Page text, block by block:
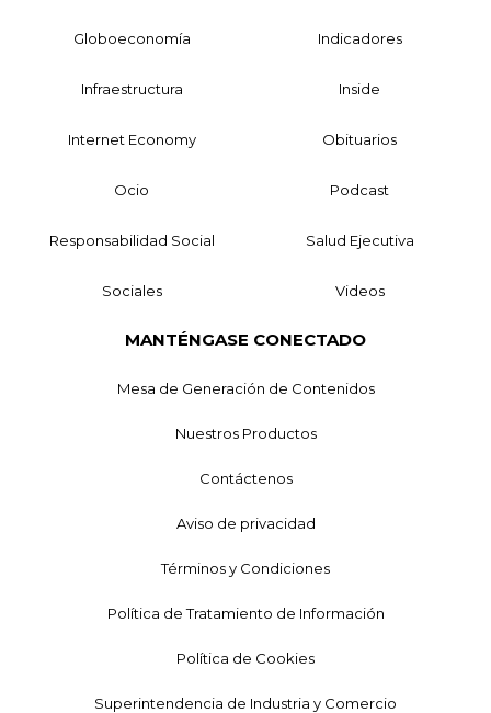
Globoeconomía Indicadores
Infraestructura Inside
Internet Economy Obituarios
Ocio Podcast
Responsabilidad Social Salud Ejecutiva
Sociales Videos
MANTÉNGASE CONECTADO
Mesa de Generación de Contenidos
Nuestros Productos
Contáctenos
Aviso de privacidad
Términos y Condiciones
Política de Tratamiento de Información
Política de Cookies
Superintendencia de Industria y Comercio